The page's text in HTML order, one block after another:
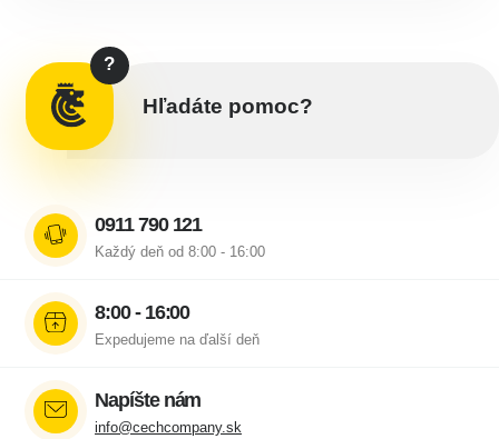
?
Hľadáte pomoc?
0911 790 121
Každý deň od 8:00 - 16:00
8:00 - 16:00
Expedujeme na ďalší deň
Napíšte nám
info@cechcompany.sk